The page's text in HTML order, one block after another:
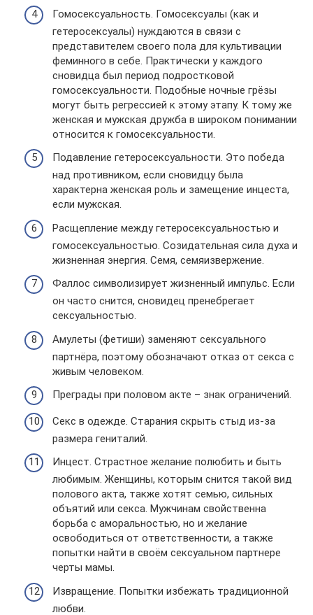
Гомосексуальность. Гомосексуалы (как и
гетеросексуалы) нуждаются в связи с
представителем своего пола для культивации
феминного в себе. Практически у каждого
сновидца был период подростковой
гомосексуальности. Подобные ночные грёзы
могут быть регрессией к этому этапу. К тому же
женская и мужская дружба в широком понимании
относится к гомосексуальности.
Подавление гетеросексуальности. Это победа
над противником, если сновидцу была
характерна женская роль и замещение инцеста,
если мужская.
Расщепление между гетеросексуальностью и
гомосексуальностью. Созидательная сила духа и
жизненная энергия. Семя, семяизвержение.
Фаллос символизирует жизненный импульс. Если
он часто снится, сновидец пренебрегает
сексуальностью.
Амулеты (фетиши) заменяют сексуального
партнёра, поэтому обозначают отказ от секса с
живым человеком.
Преграды при половом акте – знак ограничений.
Секс в одежде. Старания скрыть стыд из-за
размера гениталий.
Инцест. Страстное желание полюбить и быть
любимым. Женщины, которым снится такой вид
полового акта, также хотят семью, сильных
объятий или секса. Мужчинам свойственна
борьба с аморальностью, но и желание
освободиться от ответственности, а также
попытки найти в своём сексуальном партнере
черты мамы.
Извращение. Попытки избежать традиционной
любви.